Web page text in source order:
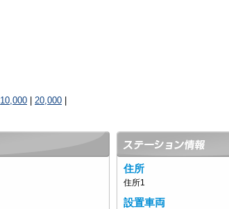
10,000 20,000
住所
住所1
設置車両